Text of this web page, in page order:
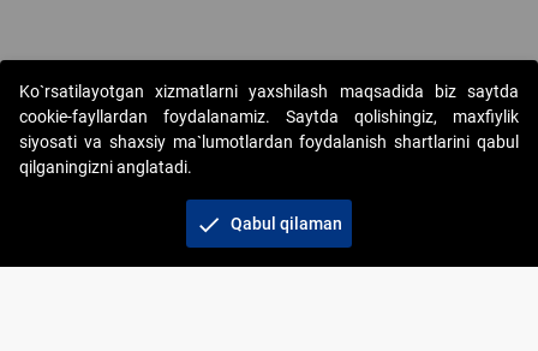
Copyright © 2017-2026. "Elektron onlayn-auksionlarni tashkil etish"
AJ. Barcha huquqlar himoyalangan
+998 71 202-21-11
Ko`rsatilayotgan xizmatlarni yaxshilash maqsadida biz saytda
cookie-fayllardan foydalanamiz. Saytda qolishingiz, maxfiylik
siyosati va shaxsiy ma`lumotlardan foydalanish shartlarini qabul
qilganingizni anglatadi.
check Qabul qilaman